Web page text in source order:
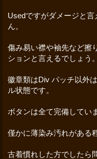
Usedですがダメージと
ん。
傷み易い襟や袖先など擦
ションと言えるでしょう。
徽章類はDiv パッチ以外
ル状態です。
ボタンは全て完備してい
僅かに薄染み汚れがある
古着慣れした方でしたら